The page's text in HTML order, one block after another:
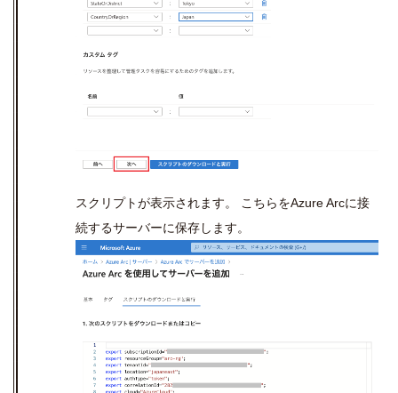
スクリプトが表示されます。 こちらをAzure Arcに接
続するサーバーに保存します。